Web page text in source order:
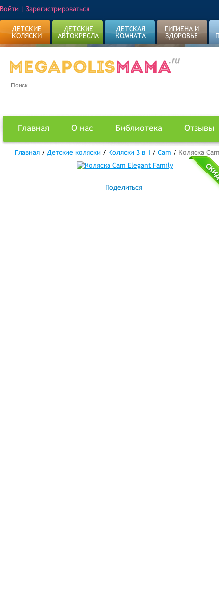
Войти | Зарегистрироваться
ДЕТСКИЕ
КОЛЯСКИ
ДЕТСКИЕ
АВТОКРЕСЛА
ДЕТСКАЯ
КОМНАТА
ГИГИЕНА И
ЗДОРОВЬЕ
Главная О нас Библиотека Отзывы
Главная / Детские коляски / Коляски 3 в 1 / Cam / Коляска
Поделиться